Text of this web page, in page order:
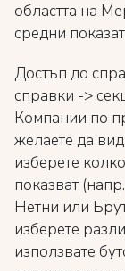
областта на
средни
Достъп до
справки ->
Компании по
желаете да
изберете
показват
Нетни или
изберете
използвате